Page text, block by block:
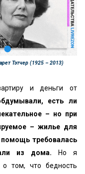
Тэтчер (1925 – 2013)
и деньги от
есть ли
– но при
– жилье для
требовалась
из дома.
Но я
о том, что бедность